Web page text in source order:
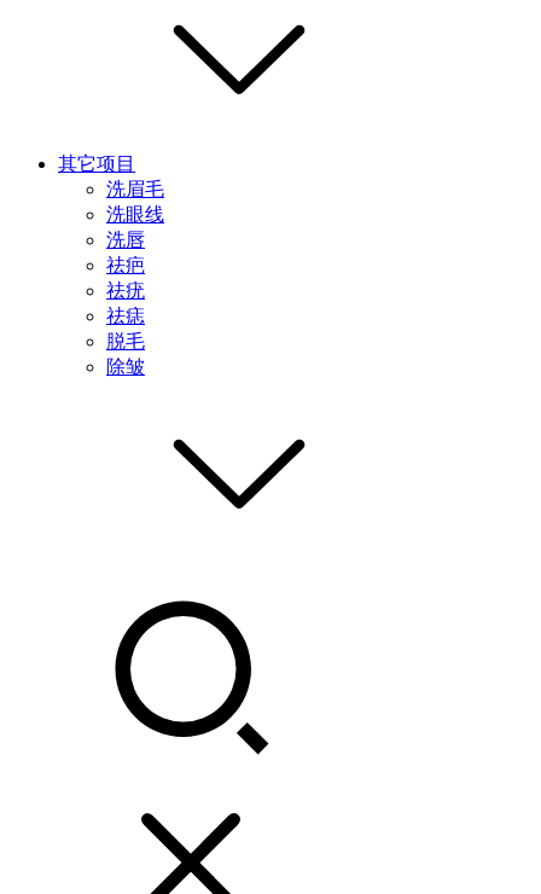
其它项目
洗眉毛
洗眼线
洗唇
祛疤
祛疣
祛痣
脱毛
除皱